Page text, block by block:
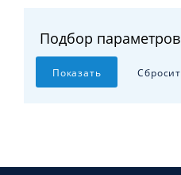
Подбор параметров